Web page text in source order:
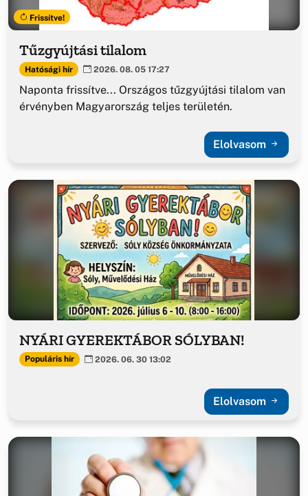
Frissítve!
Tűzgyújtási tilalom
Hatósági hír 2026. 08. 05 17:27
Naponta frissítve... Országos tűzgyújtási tilalom van
érvényben Magyarország teljes területén.
Elolvasom
NYÁRI GYEREKTÁBOR SÓLYBAN!
Populáris hír 2026. 06. 30 13:02
Elolvasom